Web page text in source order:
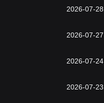
2026-07-28
2026-07-27
2026-07-24
2026-07-23